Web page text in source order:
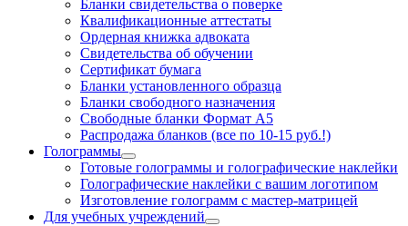
Бланки свидетельства о поверке
Квалификационные аттестаты
Ордерная книжка адвоката
Свидетельства об обучении
Сертификат бумага
Бланки установленного образца
Бланки свободного назначения
Свободные бланки Формат А5
Распродажа бланков (все по 10-15 руб.!)
Голограммы
Готовые голограммы и голографические наклейки
Голографические наклейки с вашим логотипом
Изготовление голограмм с мастер-матрицей
Для учебных учреждений